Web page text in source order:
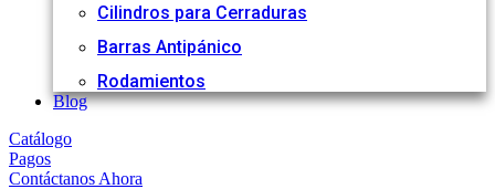
Cilindros para Cerraduras
Barras Antipánico
Rodamientos
Blog
Catálogo
Pagos
Contáctanos Ahora